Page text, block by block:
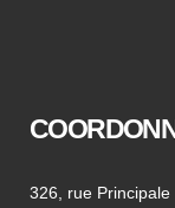
326, rue Principale